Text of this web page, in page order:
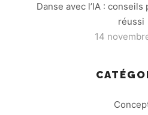
Danse avec l’IA :
réussi
14